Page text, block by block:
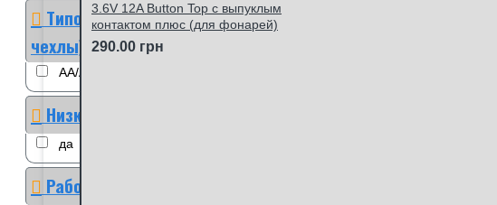
3.6V 12A Button Top с выпуклым
контактом плюс (для фонарей)
290.00 грн
Типоразмер (боксы и
чехлы)
АА/ААА
Низкий саморазряд
да
Работа на морозе